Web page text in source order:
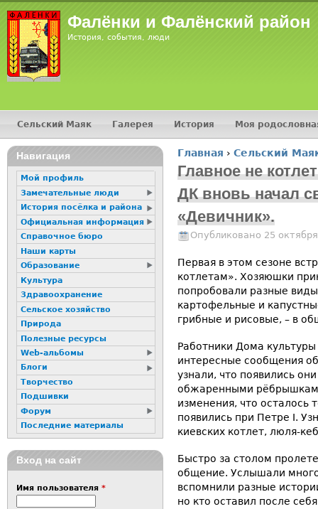
Фалёнки и Фалёнский район
История, события, люди
Вы здесь
Главная › Сельский
Главное не
ДК вновь начал
«Девичник».
Опубликовано 25
Первая в этом сезоне
котлетам». Хозяюшки
попробовали разные
картофельные и
грибные и рисовые, – в
Работники Дома
интересные сообщения
узнали, что появились
обжаренными
изменения, что осталось
появились при Петре I.
киевских котлет, люля-
Быстро за столом
общение. Услышали
вспомнили разные
но кто оставил после
Главное меню
Сельский Маяк Галерея История Моя
16+
Навигация
Мой профиль
Замечательные люди
История посёлка и района
Официальная информация
Справочное бюро
Наши карты
Образование
Культура
Здравоохранение
Сельское хозяйство
Природа
Полезные ресурсы
Web-альбомы
Блоги
Творчество
Подшивки
Форум
Последние материалы
Вход на сайт
Имя пользователя *